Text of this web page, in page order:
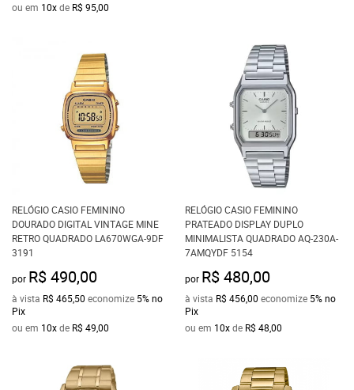
ou em 10xde R$ 95,00
RELÓGIO CASIO FEMININO
DOURADO DIGITAL VINTAGE MINE
RETRO QUADRADO LA670WGA-9DF
3191
por R$ 490,00
à vista R$ 465,50 economize 5%no
Pix
ou em 10xde R$ 49,00
RELÓGIO CASIO FEMININO
PRATEADO DISPLAY DUPLO
MINIMALISTA QUADRADO AQ-230A-
7AMQYDF 5154
por R$ 480,00
à vista R$ 456,00 economize 5%no
Pix
ou em 10xde R$ 48,00